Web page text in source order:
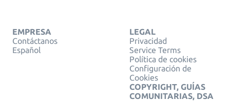
EMPRESA
Contáctanos
Español
LEGAL
Privacidad
Service Terms
Política de cookies
Configuración de
Cookies
COPYRIGHT, GUÍAS
COMUNITARIAS, DSA